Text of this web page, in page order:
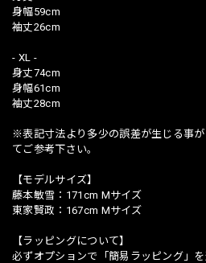
身幅59cm
袖丈26cm
- XL -
身丈74cm
身幅61cm
袖丈28cm
※表記寸法より多少の誤差が生じる事
てご参考下さい。
【モデルサイズ】
藤本敏雪：171cm Mサイズ
東家賢政：167cm Mサイズ
【ラッピングについて】
必ずオプションで「簡易ラッピング」